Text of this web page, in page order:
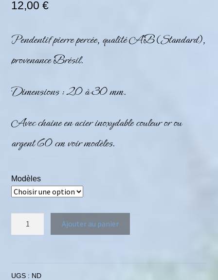
12,00 €
Pendentif pierre percée, qualité AB (Standard),
provenance Brésil.
Dimensions : 20 à 30 mm.
Avec chaine en acier inoxydable couleur or ou
argent 60 cm voir modèles.
Modèles
Ajouter au panier
UGS : ND